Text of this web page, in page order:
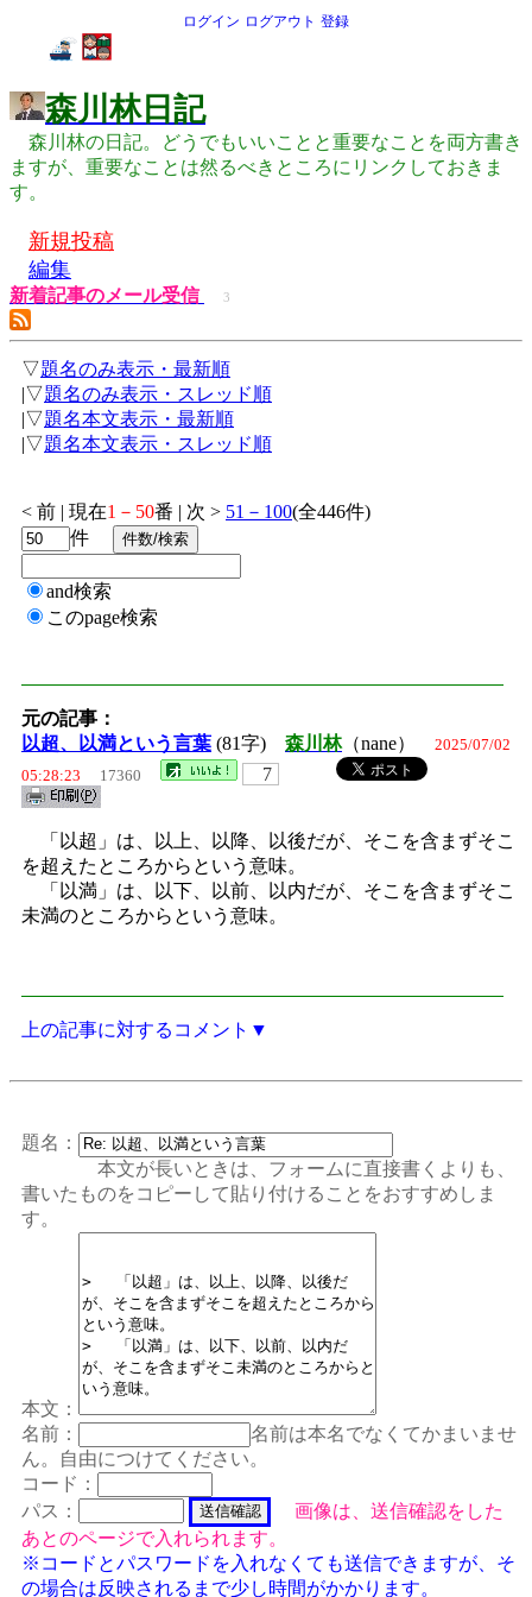
ログイン ログアウト 登録
森川林日記
森川林の日記。どうでもいいことと重要なことを両方書き
ますが、重要なことは然るべきところにリンクしておきま
す。
新規投稿
編集
新着記事のメール受信 3
▽題名のみ表示・最新順
|▽題名のみ表示・スレッド順
|▽題名本文表示・最新順
|▽題名本文表示・スレッド順
< 前 | 現在1－50番 | 次 > 51－100(全446件)
件
and検索
このpage検索
元の記事：
以超、以満という言葉 (81字) 森川林（nane） 2025/07/02
05:28:23
17360 7
「以超」は、以上、以降、以後だが、そこを含まずそこ
を超えたところからという意味。
「以満」は、以下、以前、以内だが、そこを含まずそこ
未満のところからという意味。
上の記事に対するコメント▼
題名：
本文が長いときは、フォームに直接書くよりも、
書いたものをコピーして貼り付けることをおすすめしま
す。
本文：
名前：
名前は本名でなくてかまいませ
ん。自由につけてください。
コード：
パス：
画像は、送信確認をした
あとのページで入れられます。
※コードとパスワードを入れなくても送信できますが、そ
の場合は反映されるまで少し時間がかかります。